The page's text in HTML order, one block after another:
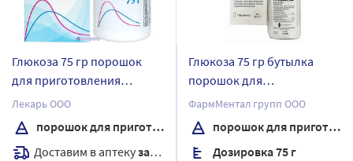
Глюкоза 75 гр порошок
для приготовления
раствора для приема
внутрь
Лекарь ООО
порошок для приготовления раствора
Доставим в аптекузавтра
Глюкоза 75 гр бутылка
порошок для
приготовления раствора
для приема внутрь 84,4 гр
аромат ананаса
ФармМентал групп ООО
порошок для приготовления раствора
Дозировка 75 г